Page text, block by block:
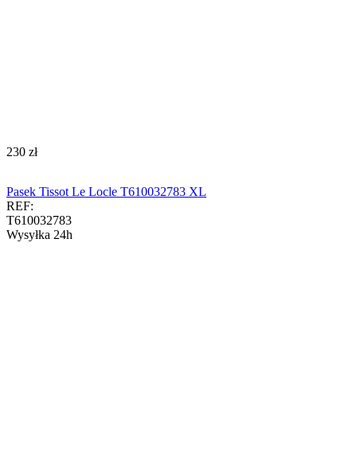
‍230‍ zł
Pasek Tissot Le Locle T610032783 XL
REF:
T610032783
Wysyłka 24h